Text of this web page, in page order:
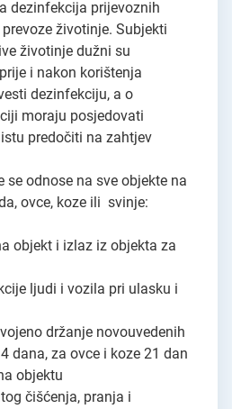
dezinfekcija prijevoznih
životinje. Subjekti
životinje dužni su
i nakon korištenja
dezinfekciju, a o
moraju posjedovati
predočiti na zahtjev
se odnose na sve objekte na
ovce, koze ili svinje:
objekt i izlaz iz objekta za
ljudi i vozila pri ulasku i
držanje novouvedenih
dana, za ovce i koze 21 dan
objektu
čišćenja, pranja i